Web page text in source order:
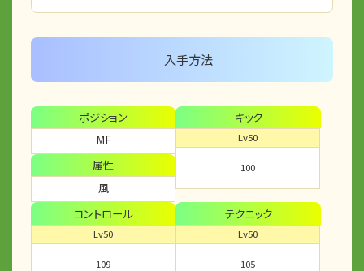
入手方法
ポジション
MF
属性
風
キック
Lv50
100
コントロール
Lv50
109
テクニック
Lv50
105